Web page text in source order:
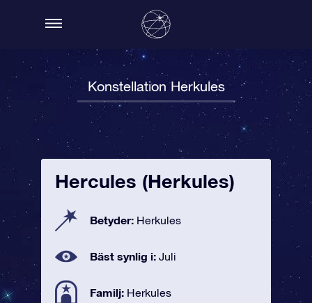
Konstellation Herkules
Hercules (Herkules)
Betyder: Herkules
Bäst synlig i: Juli
Familj: Herkules